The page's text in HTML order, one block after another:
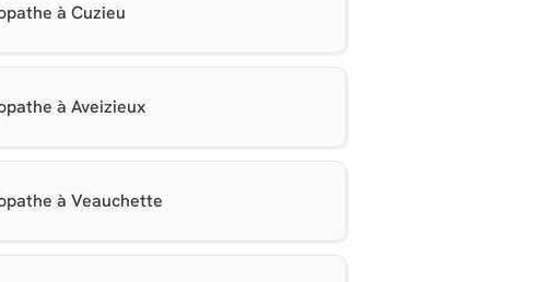
à Cuzieu
à Aveizieux
à Veauchette